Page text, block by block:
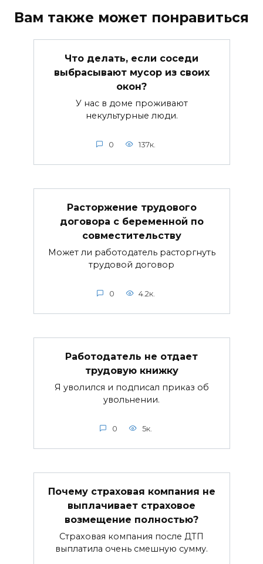
Вам также может понравиться
Что делать, если соседи
выбрасывают мусор из своих
окон?
У нас в доме проживают
некультурные люди.
0 137к.
Расторжение трудового
договора с беременной по
совместительству
Может ли работодатель расторгнуть
трудовой договор
0 4.2к.
Работодатель не отдает
трудовую книжку
Я уволился и подписал приказ об
увольнении.
0 5к.
Почему страховая компания не
выплачивает страховое
возмещение полностью?
Страховая компания после ДТП
выплатила очень смешную сумму.